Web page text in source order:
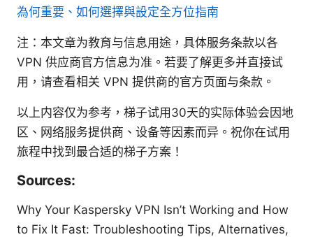
為何重要、如何選擇與設定全方位指南
注：本文章为教育与信息用途，具体服务条款以各
VPN 供应商官方信息为准。若要了解更多并直接试
用，请查看相关 VPN 提供商的官方页面与条款。
以上内容仅为参考，梯子试用30天的实际体验会因地
区、网络服务提供商、设备等因素而异。祝你在试用
旅程中找到最合适的梯子方案！
Sources:
Why Your Kaspersky VPN Isn’t Working and How
to Fix It Fast: Troubleshooting Tips, Alternatives,